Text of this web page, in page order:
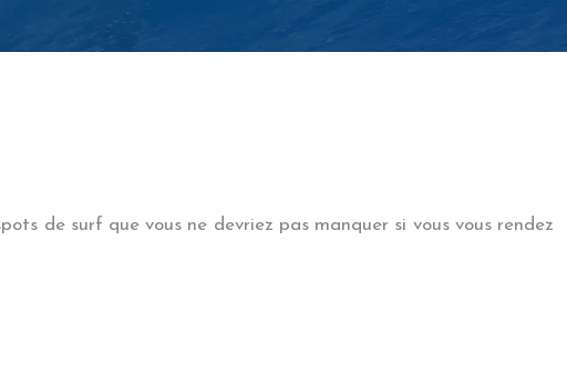
de surf que vous ne devriez pas manquer si vous vous rendez